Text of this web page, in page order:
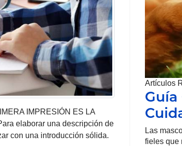
IMPRESIÓN ES LA
elaborar una descripción de
con una introducción sólida.
Artículos
Las
fieles que